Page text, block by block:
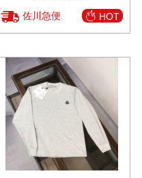
佐川急便 HOT